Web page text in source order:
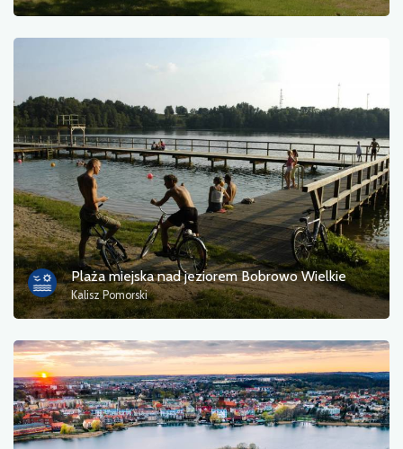
Plaża miejska nad jeziorem Bobrowo Wielkie
Kalisz Pomorski
OK